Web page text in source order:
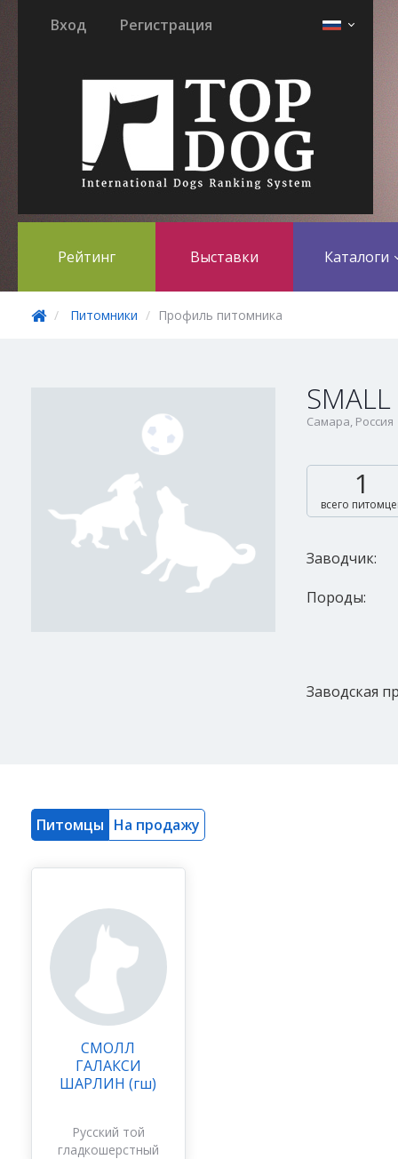
Вход Регистрация
Рейтинг Выставки Каталоги
Питомники Профиль питомника
SMALL
Самара, Россия
1
всего
Заводчик:
Породы:
Заводская
Питомцы На продажу
СМОЛЛ
ГАЛАКСИ
ШАРЛИН (гш)
Русский той
гладкошерстный